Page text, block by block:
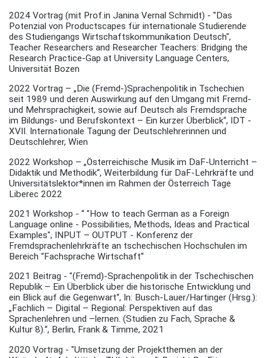
2024 Vortrag (mit Prof.in Janina Vernal Schmidt) - "Das
Potenzial von Productscapes für internationale Studierende
des Studiengangs Wirtschaftskommunikation Deutsch",
Teacher Researchers and Researcher Teachers: Bridging the
Research Practice-Gap at University Language Centers,
Universität Bozen
2022 Vortrag – „Die (Fremd-)Sprachenpolitik in Tschechien
seit 1989 und deren Auswirkung auf den Umgang mit Fremd-
und Mehrsprachigkeit, sowie auf Deutsch als Fremdsprache
im Bildungs- und Berufskontext – Ein kurzer Überblick“, IDT -
XVII. Internationale Tagung der Deutschlehrerinnen und
Deutschlehrer, Wien
2022 Workshop – „Österreichische Musik im DaF-Unterricht –
Didaktik und Methodik“, Weiterbildung für DaF-Lehrkräfte und
Universitätslektor*innen im Rahmen der Österreich Tage
Liberec 2022
2021 Workshop - “ "How to teach German as a Foreign
Language online - Possibilities, Methods, Ideas and Practical
Examples", INPUT – OUTPUT - Konferenz der
Fremdsprachenlehrkräfte an tschechischen Hochschulen im
Bereich “Fachsprache Wirtschaft“
2021 Beitrag - "(Fremd)-Sprachenpolitik in der Tschechischen
Republik – Ein Überblick über die historische Entwicklung und
ein Blick auf die Gegenwart“, In: Busch-Lauer/Hartinger (Hrsg.):
„Fachlich – Digital – Regional: Perspektiven auf das
Sprachenlehren und –lernen. (Studien zu Fach, Sprache &
Kultur 8).“, Berlin, Frank & Timme, 2021
2020 Vortrag - "Umsetzung der Projektthemen an der